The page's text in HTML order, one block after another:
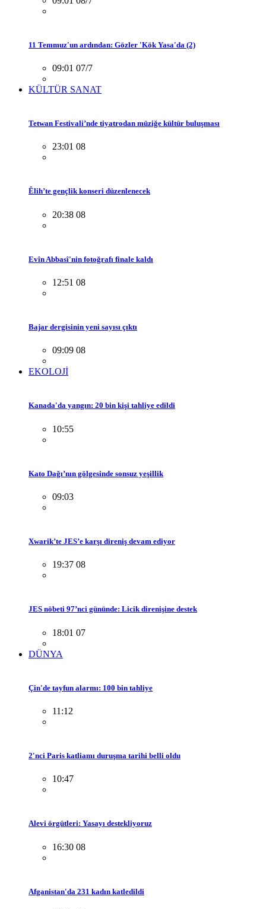
11 Temmuz'un ardından: Gözler 'Kök Yasa'da (2)
09:01 07/7
KÜLTÜR SANAT
Tetwan Festivali’nde tiyatrodan müziğe kültür buluşması
23:01 08
Êlih’te gençlik konseri düzenlenecek
20:38 08
Evîn Abbasî'nin fotoğrafı finale kaldı
12:51 08
Bajar dergisinin yeni sayısı çıktı
09:09 08
EKOLOJİ
Kanada'da yangın: 20 bin kişi tahliye edildi
10:55
Kato Dağı’nın gölgesinde sonsuz yeşillik
09:03
Xwarik’te JES’e karşı direniş devam ediyor
19:37 08
JES nöbeti 97’nci gününde: Licik direnişine destek
18:01 07
DÜNYA
Çin'de tayfun alarmı: 100 bin tahliye
11:12
2'nci Paris katliamı duruşma tarihi belli oldu
10:47
Alevi örgütleri: Yasayı destekliyoruz
16:30 08
Afganistan'da 231 kadın katledildi